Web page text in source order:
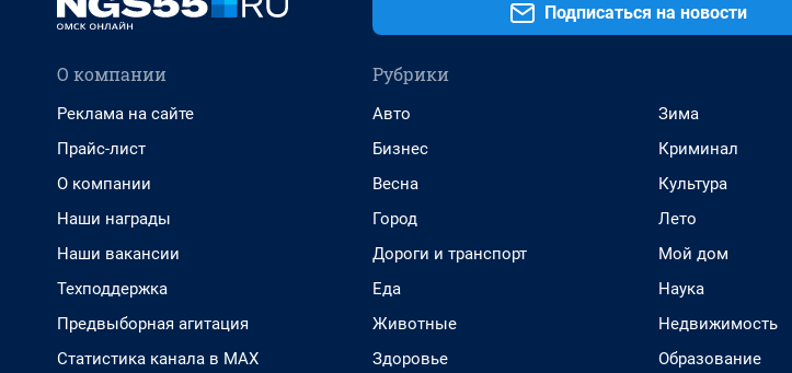
Подписаться на новости
О компании
Реклама на сайте
Прайс-лист
О компании
Наши награды
Наши вакансии
Техподдержка
Предвыборная агитация
Статистика канала в MAX
Рубрики
Авто
Бизнес
Весна
Город
Дороги и транспорт
Еда
Животные
Здоровье
Зима
Криминал
Культура
Лето
Мой дом
Наука
Недвижимость
Образование